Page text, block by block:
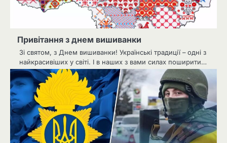
Привітання з днем вишиванки
Зі святом, з Днем вишиванки! Українські традиції – одні з
найкрасивіших у світі. І в наших з вами силах поширити…